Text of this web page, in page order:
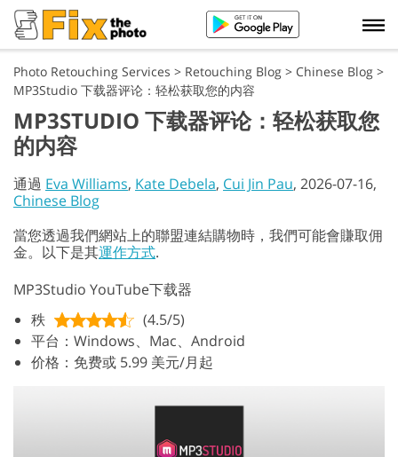
Photo Retouching Services > Retouching Blog > Chinese Blog >
MP3Studio 下载器评论：轻松获取您的内容
MP3STUDIO 下载器评论：轻松获取您
的内容
通過 Eva Williams, Kate Debela, Cui Jin Pau, 2026-07-16,
Chinese Blog
當您透過我們網站上的聯盟連結購物時，我們可能會賺取佣
金。以下是其運作方式.
MP3Studio YouTube下载器
秩
(4.5/5)
平台：Windows、Mac、Android
价格：免费或 5.99 美元/月起